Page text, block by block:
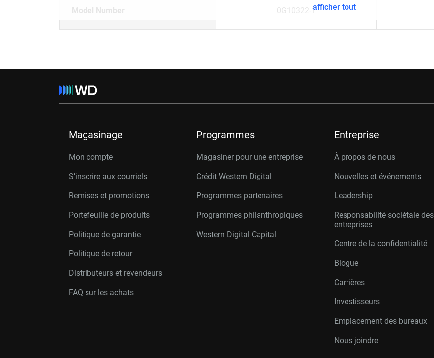
Model Number 0G10322-1afficher tout
Magasinage
Mon compte
S’inscrire aux courriels
Remises et promotions
Portefeuille de produits
Politique de garantie
Politique de retour
Distributeurs et revendeurs
FAQ sur les achats
Programmes
Magasiner pour une entreprise
Crédit Western Digital
Programmes partenaires
Programmes philanthropiques
Western Digital Capital
Entreprise
À propos de nous
Nouvelles et événements
Leadership
Responsabilité sociétale des
entreprises
Centre de la confidentialité
Blogue
Carrières
Investisseurs
Emplacement des bureaux
Nous joindre